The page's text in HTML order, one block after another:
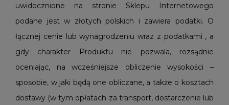
uwidocznione na stronie Sklepu Internetowego
podane jest w złotych polskich i zawiera podatki. O
łącznej cenie lub wynagrodzeniu wraz z podatkami , a
gdy charakter Produktu nie pozwala, rozsądnie
oceniając, na wcześniejsze obliczenie wysokości –
sposobie, w jaki będą one obliczane, a także o kosztach
dostawy (w tym opłatach za transport, dostarczenie lub